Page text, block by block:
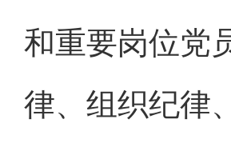
和重要岗位党
律、组织纪律